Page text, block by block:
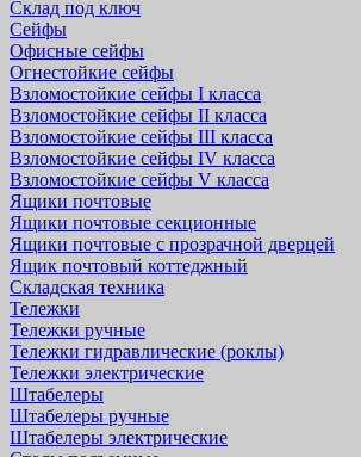
Склад под ключ
Сейфы
Офисные сейфы
Огнестойкие сейфы
Взломостойкие сейфы I класса
Взломостойкие сейфы II класса
Взломостойкие сейфы III класса
Взломостойкие сейфы IV класса
Взломостойкие сейфы V класса
Ящики почтовые
Ящики почтовые секционные
Ящики почтовые с прозрачной дверцей
Ящик почтовый коттеджный
Складская техника
Тележки
Тележки ручные
Тележки гидравлические (роклы)
Тележки электрические
Штабелеры
Штабелеры ручные
Штабелеры электрические